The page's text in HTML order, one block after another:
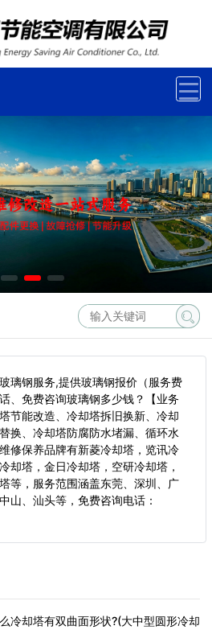
璃钢服务,提供玻璃钢报价（服务费
、免费咨询玻璃钢多少钱？【业务
节能改造、冷却塔拆旧换新、冷却
换、冷却塔防腐防水堵漏、循环水
修保养品牌有新菱冷却塔，览讯冷
却塔，金日冷却塔，空研冷却塔，
等，服务范围涵盖东莞、深圳、广
山、汕头等， 免费咨询电话：
冷却塔有双曲面形状?(大中型圆形冷却